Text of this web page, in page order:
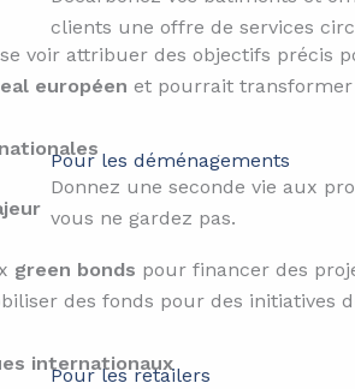
clients une offre de services
Pour les déménagements
Donnez une seconde vie aux
vous ne gardez pas.
Pour les retailers​
voir attribuer des objectifs précis
européen et pourrait transformer
green bonds pour financer des
des fonds pour des initiatives
internationaux